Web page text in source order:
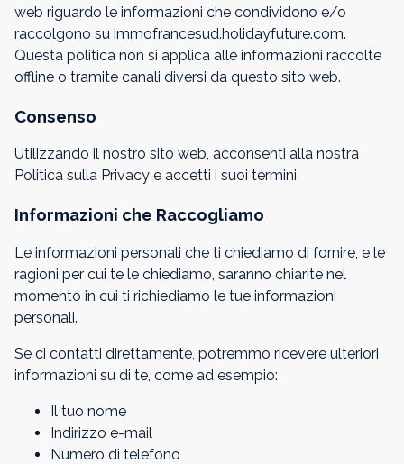
web riguardo le informazioni che condividono e/o
raccolgono su immofrancesud.holidayfuture.com.
Questa politica non si applica alle informazioni raccolte
offline o tramite canali diversi da questo sito web.
Consenso
Utilizzando il nostro sito web, acconsenti alla nostra
Politica sulla Privacy e accetti i suoi termini.
Informazioni che Raccogliamo
Le informazioni personali che ti chiediamo di fornire, e le
ragioni per cui te le chiediamo, saranno chiarite nel
momento in cui ti richiediamo le tue informazioni
personali.
Se ci contatti direttamente, potremmo ricevere ulteriori
informazioni su di te, come ad esempio:
Il tuo nome
Indirizzo e-mail
Numero di telefono